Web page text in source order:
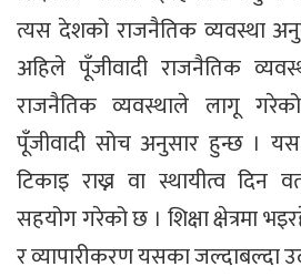
त्यस देशको राजनैतिक व्यवस्था
अहिले पूँजीवादी राजनैतिक
राजनैतिक व्यवस्थाले लागू
पूँजीवादी सोच अनुसार हुन्छ । यस
टिकाइ राख्न वा स्थायीत्व दिन
सहयोग गरेको छ । शिक्षा क्षेत्रमा
र व्यापारीकरण यसका जल्दाबल्दा